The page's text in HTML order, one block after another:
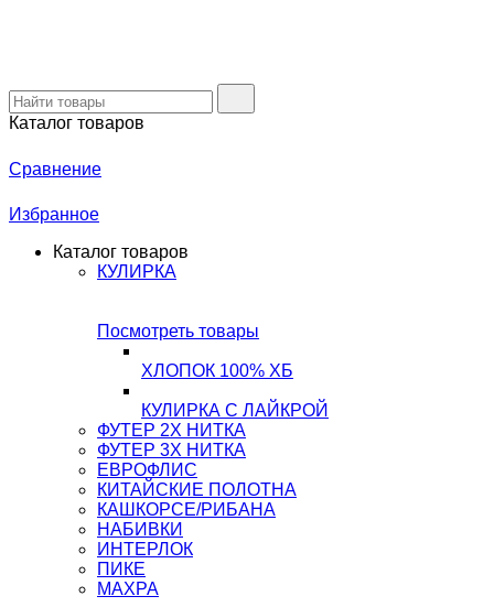
Каталог товаров
Сравнение
Избранное
Каталог товаров
КУЛИРКА
Посмотреть товары
ХЛОПОК 100% ХБ
КУЛИРКА С ЛАЙКРОЙ
ФУТЕР 2Х НИТКА
ФУТЕР 3Х НИТКА
ЕВРОФЛИС
КИТАЙСКИЕ ПОЛОТНА
КАШКОРСЕ/РИБАНА
НАБИВКИ
ИНТЕРЛОК
ПИКЕ
МАХРА